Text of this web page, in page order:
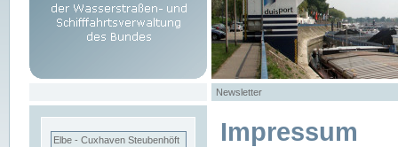
Newsletter
Elbe - Cuxhaven Steubenhöft Impressum